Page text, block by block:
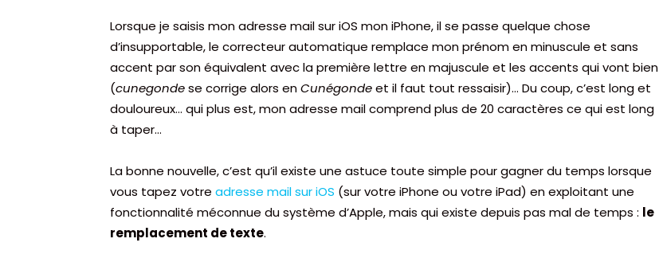
Lorsque je saisis mon adresse mail sur iOS mon iPhone, il se passe quelque chose
d’insupportable, le correcteur automatique remplace mon prénom en minuscule et sans
accent par son équivalent avec la première lettre en majuscule et les accents qui vont bien
(cunegondese corrige alors enCunégondeet il faut tout ressaisir)… Du coup, c’est long et
douloureux… qui plus est, mon adresse mail comprend plus de 20 caractères ce qui est long
à taper…
La bonne nouvelle, c’est qu’il existe une astuce toute simple pour gagner du temps lorsque
vous tapez votre adresse mail sur iOS (sur votre iPhone ou votre iPad) en exploitant une
fonctionnalité méconnue du système d’Apple, mais qui existe depuis pas mal de temps : le
remplacement de texte.